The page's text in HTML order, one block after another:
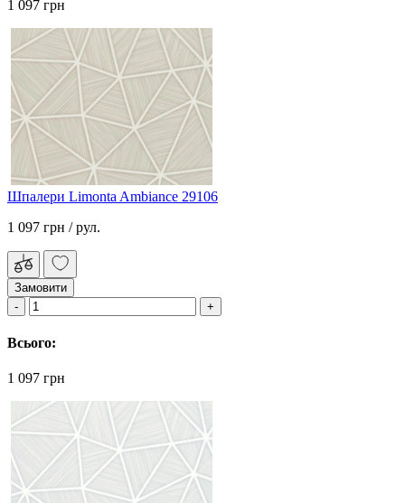
1 097 грн
Шпалери Limonta Ambiance 29106
1 097 грн / рул.
Замовити
Всього:
1 097 грн